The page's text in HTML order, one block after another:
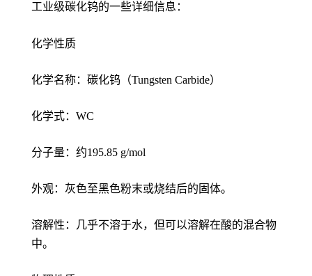
工业级碳化钨的一些详细信息：
化学性质
化学名称：碳化钨（Tungsten Carbide）
化学式：WC
分子量：约195.85 g/mol
外观：灰色至黑色粉末或烧结后的固体。
溶解性：几乎不溶于水，但可以溶解在酸的混合物
中。